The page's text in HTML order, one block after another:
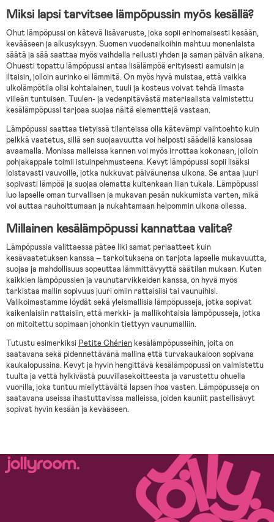
Miksi lapsi tarvitsee lämpöpussin myös kesällä?
Ohut lämpöpussi on kätevä lisävaruste, joka sopii erinomaisesti kesään,
kevääseen ja alkusyksyyn. Suomen vuodenaikoihin mahtuu monenlaista
säätä ja sää saattaa myös vaihdella reilusti yhden ja saman päivän aikana.
Ohuesti topattu lämpöpussi antaa lisälämpöä erityisesti aamuisin ja
iltaisin, jolloin aurinko ei lämmitä. On myös hyvä muistaa, että vaikka
ulkolämpötila olisi kohtalainen, tuuli ja kosteus voivat tehdä ilmasta
viileän tuntuisen. Tuulen- ja vedenpitävästä materiaalista valmistettu
kesälämpöpussi tarjoaa suojaa näitä elementtejä vastaan.
Lämpöpussi saattaa tietyissä tilanteissa olla kätevämpi vaihtoehto kuin
pelkkä vaatetus, sillä sen suojaavuutta voi helposti säädellä kansiosaa
avaamalla. Monissa malleissa kannen voi myös irrottaa kokonaan, jolloin
pohjakappale toimii istuinpehmusteena. Kevyt lämpöpussi sopii lisäksi
loistavasti vauvoille, jotka nukkuvat päiväunensa ulkona. Se antaa juuri
sopivasti lämpöä ja suojaa olematta kuitenkaan liian tukala. Lämpöpussi
luo lapselle oman turvallisen ja mukavan pesän nukkumista varten, mikä
voi auttaa rauhoittumaan ja nukahtamaan helpommin ulkona ollessa.
Millainen kesälämpöpussi kannattaa valita?
Lämpöpussia valittaessa pätee liki samat periaatteet kuin
kesävaatetuksen kanssa – tarkoituksena on tarjota lapselle mukavuutta,
suojaa ja mahdollisuus sopeuttaa lämmittävyyttä säätilan mukaan. Kuten
kaikkien lämpöpussien ja vaunutarvikkeiden kanssa, on hyvä myös
tarkistaa mallin sopivuus juuri omiin rattaisiisi tai vaunuihisi.
Valikoimastamme löydät sekä yleismallisia lämpöpusseja, jotka sopivat
kaikenlaisiin rattaisiin, että merkki- ja mallikohtaisia lämpöpusseja, jotka
on mitoitettu sopimaan johonkin tiettyyn vaunumalliin.
Tutustu esimerkiksi Petite Chérienkesälämpöpusseihin, joita on
saatavana sekä pidennettävänä mallina että turvakaukaloon sopivana
kaukalopussina. Kevyt ja hyvin hengittävä kesälämpöpussi on valmistettu
tuulta ja vettä hylkivästä puuvillasekoitteesta ja varustettu ohuella
vuorilla, joka tuntuu miellyttävältä lapsen ihoa vasten. Lämpöpusseja on
saatavana useissa ihastuttavissa malleissa, joiden kauniit pastellisävyt
sopivat hyvin kesään ja kevääseen.